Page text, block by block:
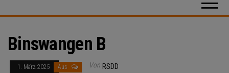
e.V.
Binswangen B
1. März 2025 Aus Von RSDD